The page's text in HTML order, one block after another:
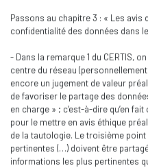
Passons au chapitre 3 : « Les avis
confidentialité des données dans
- Dans la remarque 1 du CERTIS,
centre du réseau
encore un jugement de valeur
de favoriser le partage des
en charge » ; c’est-à-dire qu’en
pour le mettre en avis éthique
de la tautologie. Le troisième
pertinentes (…) doivent être
informations les plus pertinentes